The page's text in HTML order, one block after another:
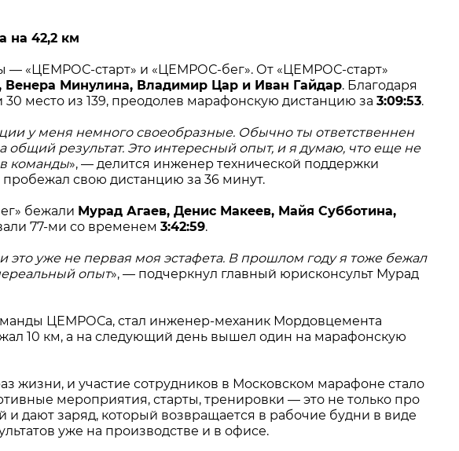
на 42,2 км
— «ЦЕМРОС-старт» и «ЦЕМРОС-бег». От «ЦЕМРОС-старт»
Минулина, Владимир Цар и Иван Гайдар. Благодаря
место из 139, преодолев марафонскую дистанцию за3:09:53.
у меня немного своеобразные. Обычно ты ответственнен
общий результат. Это интересный опыт, и я думаю, что еще не
команды», — делится инженер технической поддержки
свою дистанцию за 36 минут.
бежали Мурад Агаев, Денис Макеев, Майя Субботина,
77-ми со временем3:42:59.
уже не первая моя эстафета. В прошлом году я тоже бежал
опыт», — подчеркнул главный юрисконсульт Мурад
ЦЕМРОСа, стал инженер-механик Мордовцемента
10 км, а на следующий день вышел один на марафонскую
и участие сотрудников в Московском марафоне стало
мероприятия, старты, тренировки — это не только про
дают заряд, который возвращается в рабочие будни в виде
уже на производстве и в офисе.